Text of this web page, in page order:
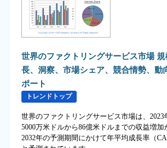
世界のファクトリングサービス市場
長、洞察、市場シェア、競合情勢、動
ポート
トレンドトップ
世界のファクトリングサービス市場は、2023
5000万米ドルから86億米ドルまでの収益増加
2032年の予測期間にかけて年平均成長率（